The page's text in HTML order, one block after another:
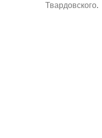
Твардовского.